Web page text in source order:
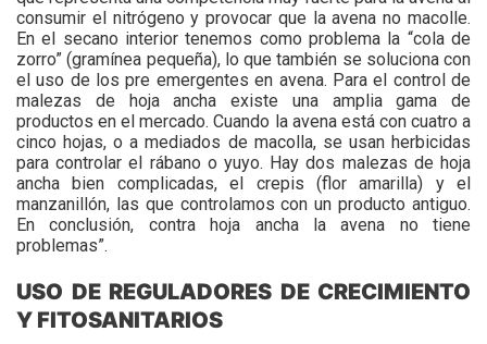
consumir el nitrógeno y provocar que la avena no macolle.
En el secano interior tenemos como problema la “cola de
zorro” (gramínea pequeña), lo que también se soluciona con
el uso de los pre emergentes en avena. Para el control de
malezas de hoja ancha existe una amplia gama de
productos en el mercado. Cuando la avena está con cuatro a
cinco hojas, o a mediados de macolla, se usan herbicidas
para controlar el rábano o yuyo. Hay dos malezas de hoja
ancha bien complicadas, el crepis (flor amarilla) y el
manzanillón, las que controlamos con un producto antiguo.
En conclusión, contra hoja ancha la avena no tiene
problemas”.
USO DE REGULADORES DE CRECIMIENTO
Y FITOSANITARIOS